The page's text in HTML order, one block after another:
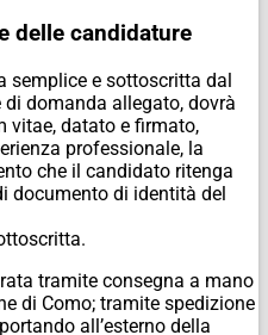
delle candidature
semplice e sottoscritta dal
domanda allegato, dovrà
vitae, datato e firmato,
professionale, la
che il candidato ritenga
documento di identità del
tramite consegna a mano
di Como; tramite spedizione
all’esterno della